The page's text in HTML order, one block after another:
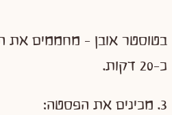
כ-20 דקות.
3. מכינים את הפסטה: